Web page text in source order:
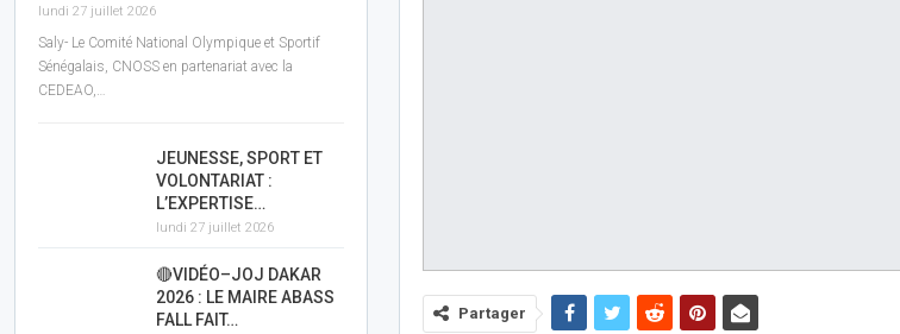
Partager
lundi 27 juillet 2026
Saly- Le Comité National Olympique et Sportif
Sénégalais, CNOSS en partenariat avec la
CEDEAO,…
JEUNESSE, SPORT ET
VOLONTARIAT :
L’EXPERTISE…
lundi 27 juillet 2026
🔴VIDÉO–JOJ DAKAR
2026 : LE MAIRE ABASS
FALL FAIT…